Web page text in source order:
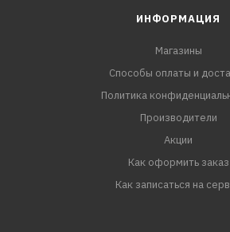
ИНФОРМАЦИЯ
Магазины
Способы оплаты и
Политика
Производители
Акции
Как оформить заказ
Как записаться на